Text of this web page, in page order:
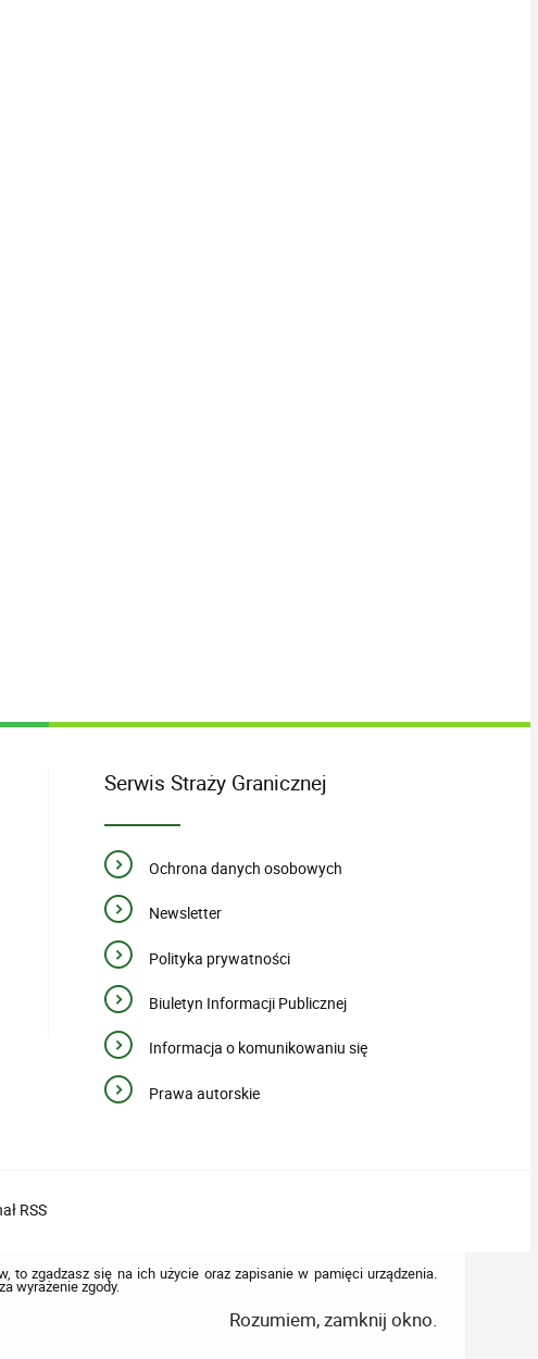
Serwis Straży Granicznej
Ochrona danych osobowych
Newsletter
Polityka prywatności
Biuletyn Informacji Publicznej
Informacja o komunikowaniu się
Prawa autorskie
RSS
zgadzasz się na ich użycie oraz zapisanie w pamięci urządzenia.
wyrażenie zgody.
Rozumiem, zamknij okno.